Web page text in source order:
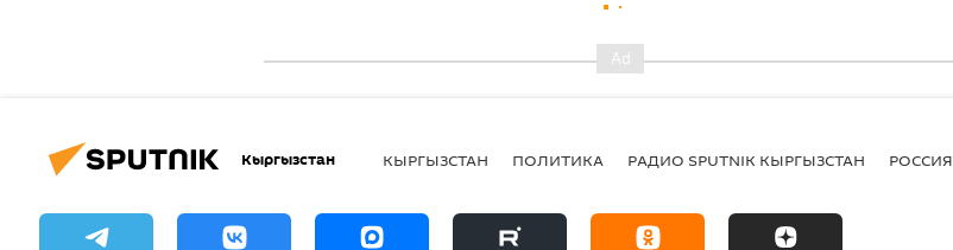
Кыргызстан КЫРГЫЗСТАН ПОЛИТИКА РАДИО SPUTNIK КЫРГЫЗСТАН РОССИЯ